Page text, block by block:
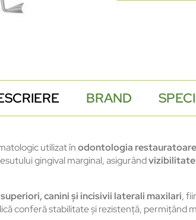
BRAND
utilizat înodontologia restauratoare
gingival marginal, asigurând
canini și incisivii laterali maxilari,
conferă stabilitate și rezistență,